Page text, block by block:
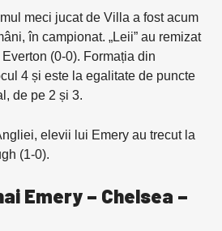
meci jucat de Villa a fost acum
în campionat. „Leii” au remizat
(0-0). Formația din
4 și este la egalitate de puncte
de pe 2 și 3.
elevii lui Emery au trecut la
(1-0).
Emery – Chelsea –